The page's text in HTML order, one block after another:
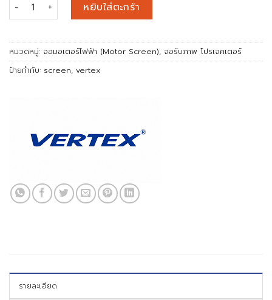
หยิบใส่ตะกร้า
หมวดหมู่: จอมอเตอร์ไฟฟ้า (Motor Screen), จอรับภาพ โปรเจคเตอร์
ป้ายกำกับ: screen, vertex
รายละเอียด